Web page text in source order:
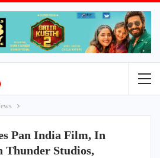
Pan India Film, In
Thunder Studios,